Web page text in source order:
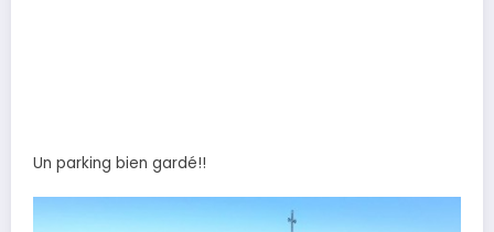
Un parking bien gardé!!